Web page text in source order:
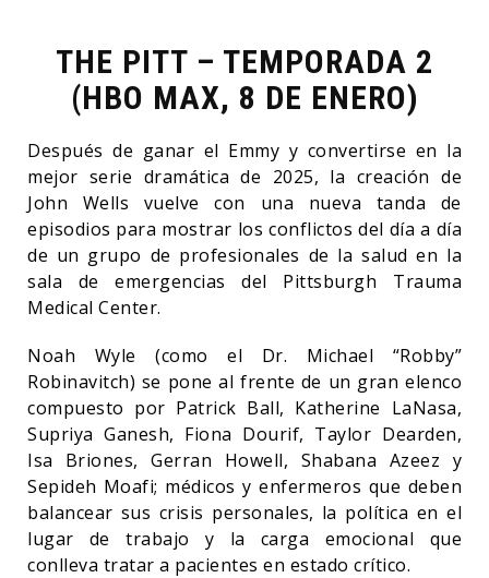
THE PITT – TEMPORADA 2
(HBO MAX, 8 DE ENERO)
Después de ganar el Emmy y convertirse en la
mejor serie dramática de 2025, la creación de
John Wells vuelve con una nueva tanda de
episodios para mostrar los conflictos del día a día
de un grupo de profesionales de la salud en la
sala de emergencias del Pittsburgh Trauma
Medical Center.
Noah Wyle (como el Dr. Michael “Robby”
Robinavitch) se pone al frente de un gran elenco
compuesto por Patrick Ball, Katherine LaNasa,
Supriya Ganesh, Fiona Dourif, Taylor Dearden,
Isa Briones, Gerran Howell, Shabana Azeez y
Sepideh Moafi; médicos y enfermeros que deben
balancear sus crisis personales, la política en el
lugar de trabajo y la carga emocional que
conlleva tratar a pacientes en estado crítico.